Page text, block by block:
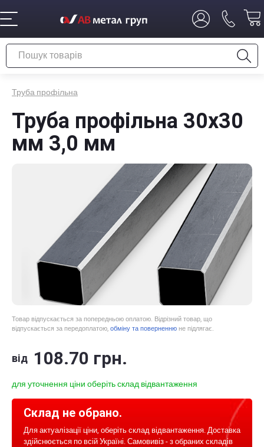
Труба профільна
Труба профільна 30х30
мм 3,0 мм
Товар відпускається за попередньою оплатою. Відрізний товар, що
відпускається за передоплатою, обміну та поверненню не підлягає.
від 108.70 грн.
для уточнення ціни оберіть склад відвантаження
Склад не обрано.
Для актуалізації ціни, оберіть склад відвантаження. Доставка
здійснюється по всій Україні. Самовивіз - з обраних складів